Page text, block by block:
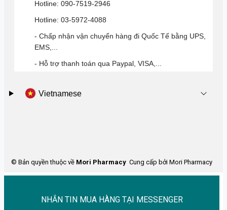
Hotline: 090-7519-2946
Hotline: 03-5972-4088
- Chấp nhận vận chuyển hàng đi Quốc Tế bằng UPS,
EMS,...
- Hỗ trợ thanh toán qua Paypal, VISA,...
Vietnamese
© Bản quyền thuộc về Mori Pharmacy Cung cấp bởi Mori Pharmacy
NHẮN TIN MUA HÀNG TẠI MESSENGER